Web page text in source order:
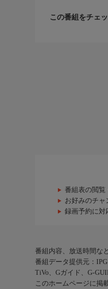
この番組をチェ
番組表の閲覧
お好みのチャ
録画予約に対
番組内容、放送時間な
番組データ提供元：
TiVo、Gガイド、G-
このホームページに掲